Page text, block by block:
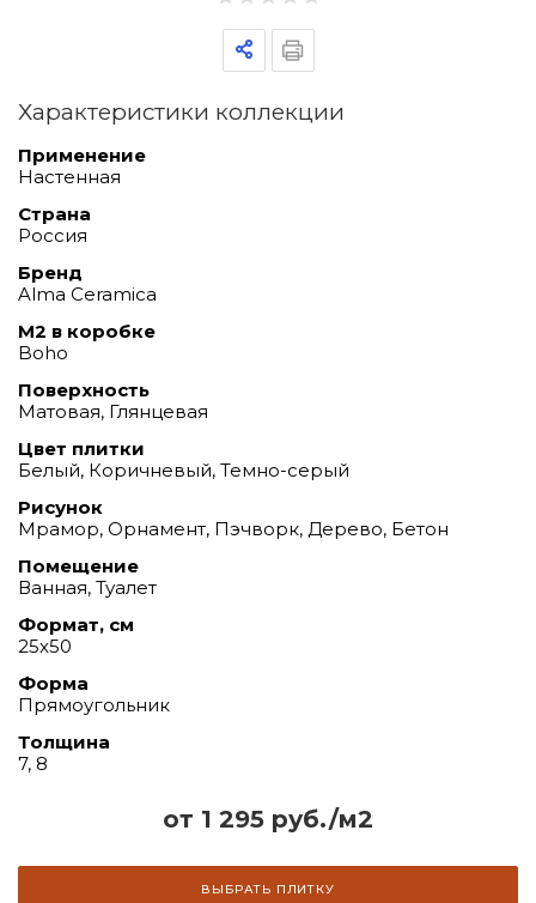
от 1 295 руб./м2
ВЫБРАТЬ ПЛИТКУ
Характеристики коллекции
Применение
Настенная
Страна
Россия
Бренд
Alma Ceramica
М2 в коробке
Boho
Поверхность
Матовая, Глянцевая
Цвет плитки
Белый, Коричневый, Темно-серый
Рисунок
Мрамор, Орнамент, Пэчворк, Дерево, Бетон
Помещение
Ванная, Туалет
Формат, см
25х50
Форма
Прямоугольник
Толщина
7, 8